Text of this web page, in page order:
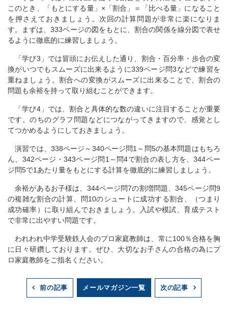
このとき、「もとにする量」×「割合」＝「比べる量」になること
を押さえておきましょう。次回の計算問題が非常に楽になりま
す。まずは、333ページの図をもとに、割合の関係を線分図で表せ
るように徹底的に練習しましょう。
「学び3」では冒頭にお伝えした通り、割合・百分率・歩合の変
換がいつでもスムーズに出来るように339ページ問3などで練習を
重ねましょう。割合への変換がスムーズに出来ることで、割合の
問題も余裕を持って取り組むことができます。
「学び4」では、割合と具体的な数の違いに注目することが重要
です。のちのグラフ問題などにつながってきますので、感覚とし
てつかめるようにしておきましょう。
演習では、338ページ～340ページ問1～問5の基本問題はもちろ
ん、342ページ・343ページ問1～問4で割合の表し方を、344ペー
ジ問5で1あたり量をもとにする計算を徹底的に練習しましょう。
余裕があるお子様は、344ページ問7の割増問題、345ページ問9
の複雑な割合の計算、問10のシュートに成功する割合、（つまり
成功確率）に取り組んでおきましょう。入試や模試、育成テスト
で非常に出やすい問題です。
われわれ中学受験鉄人会のプロ家庭教師は、常に100％合格を胸
に日々研鑽しております。ぜひ、大切なお子さんの合格の為にプ
ロ家庭教師をご指名ください。
前の記事 メールマガジン一覧 次の記事